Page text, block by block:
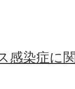
感染症に